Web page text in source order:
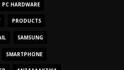
PC HARDWARE
PRODUCTS
SAMSUNG
SMARTPHONE